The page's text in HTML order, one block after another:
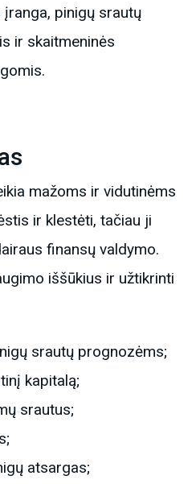
pinigų srautų
ir skaitmeninės
mažoms ir vidutinėms
ir klestėti, tačiau ji
finansų valdymo.
iššūkius ir užtikrinti
srautų prognozėms;
kapitalą;
srautus;
atsargas;